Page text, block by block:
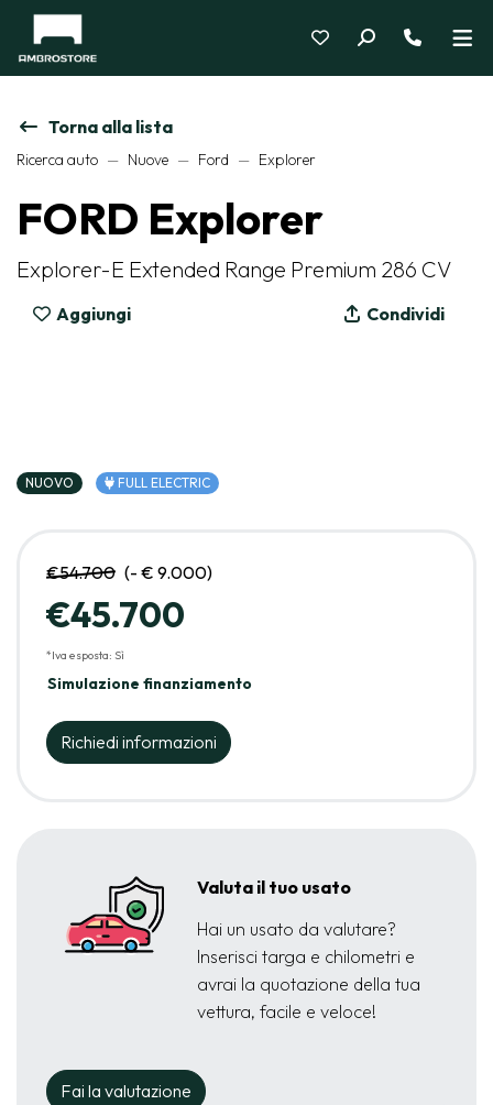
Torna alla lista
Ricerca auto Nuove Ford Explorer
FORD Explorer
Explorer-E Extended Range Premium 286 CV
Aggiungi Condividi
NUOVO FULL ELECTRIC
€54.700 (- € 9.000)
€45.700
*Iva esposta: Sì
Simulazione finanziamento
Richiedi informazioni
Valuta il tuo usato
Hai un usato da valutare?
Inserisci targa e chilometri e
avrai la quotazione della tua
vettura, facile e veloce!
Fai la valutazione